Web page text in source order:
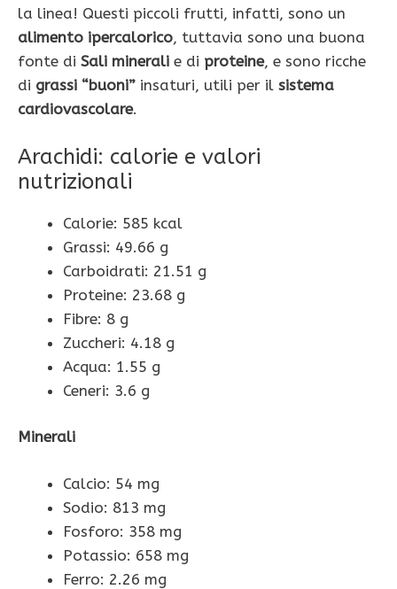
la linea! Questi piccoli frutti, infatti, sono un
alimento ipercalorico, tuttavia sono una buona
fonte di Sali minerali e di proteine, e sono ricche
di grassi “buoni” insaturi, utili per il sistema
cardiovascolare.
Arachidi: calorie e valori
nutrizionali
Calorie: 585 kcal
Grassi: 49.66 g
Carboidrati: 21.51 g
Proteine: 23.68 g
Fibre: 8 g
Zuccheri: 4.18 g
Acqua: 1.55 g
Ceneri: 3.6 g
Minerali
Calcio: 54 mg
Sodio: 813 mg
Fosforo: 358 mg
Potassio: 658 mg
Ferro: 2.26 mg